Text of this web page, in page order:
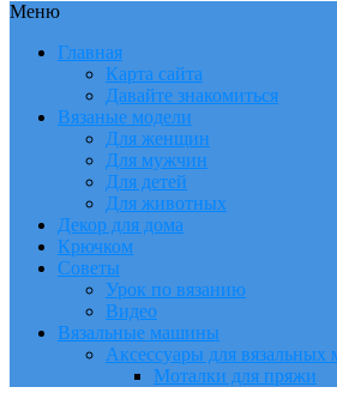
Меню
Главная
Карта сайта
Давайте знакомиться
Вязаные модели
Для женщин
Для мужчин
Для детей
Для животных
Декор для дома
Крючком
Советы
Урок по вязанию
Видео
Вязальные машины
Аксессуары для вязальных
Моталки для пряжи